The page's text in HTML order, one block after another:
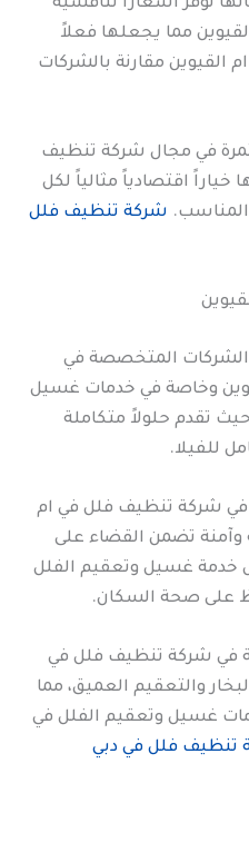
مما يجعلها فعلاً
مقارنة بالشركات
في مجال شركة تنظيف
اقتصادياً مثالياً لكل
شركة تنظيف فلل
المتخصصة في
وخاصة في خدمات غسيل
تقدم حلولاً متكاملة
للفيلا.
في شركة تنظيف فلل في ام
وآمنة تضمن القضاء على
خدمة غسيل وتعقيم الفلل
على صحة السكان.
في شركة تنظيف فلل في
والتعقيم العميق، مما
غسيل وتعقيم الفلل في
تنظيف فلل في دبي